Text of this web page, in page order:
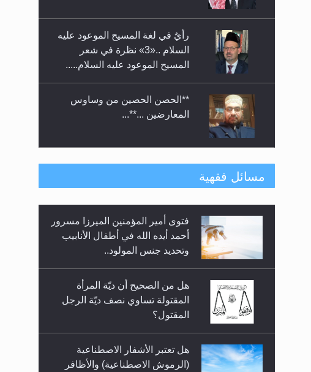
رأيٌ في لغة المسيح الموعود عليه
السلام ..«3» نظرة في شعر
المسيح الموعود عليه السلام.....
**الحصن الحصين من وساوس
المعارضين ...**...
متطلَّبات التّحريك الجديد...
رأيٌ في لغة المسيح الموعود عليه
السلام.. 4...
مسائل فقهية
فتوى أمير المؤمنين الميرزا مسرور
أحمد أيده الله في أطفال الأنابيب
وتحديد جنس المولود..
هل من الصحيح أن ديّة المرأة
المقتولة تساوي نصف ديّة الرجل
المقتول؟
هل تعتبر الأشفار الاصطناعية
(الرموش الاصطناعية) والأظافر